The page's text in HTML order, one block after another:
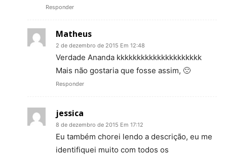
Responder
Matheus
2 de dezembro de 2015 Em 12:48
Verdade Ananda kkkkkkkkkkkkkkkkkkkkk
Mais não gostaria que fosse assim, 🙁
Responder
jessica
8 de dezembro de 2015 Em 17:12
Eu também chorei lendo a descrição, eu me
identifiquei muito com todos os